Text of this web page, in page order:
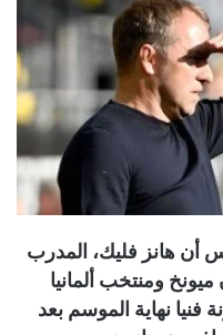
أن هانز فليك، المدرب
ميونخ ومنتخب ألمانيا
نهاية الموسم بعد